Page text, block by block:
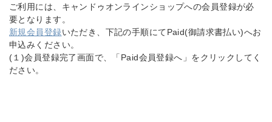
ご利用には、キャンドゥオンラインショップへの会員登録が必
要となります。
新規会員登録いただき、下記の手順にてPaid(御請求書払い)へお
申込みください。
(１)会員登録完了画面で、「Paid会員登録へ」をクリックしてく
ださい。